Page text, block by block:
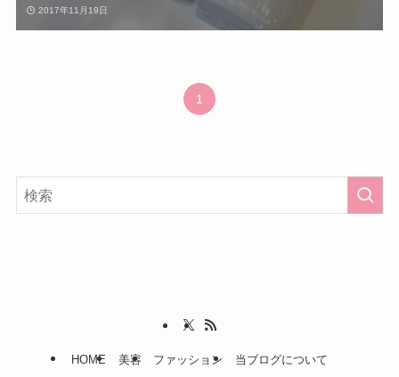
2017年11月19日
1
HOME 美容 ファッション 当ブログについて